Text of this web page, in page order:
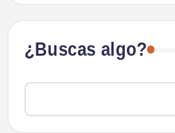
¿Buscas algo?